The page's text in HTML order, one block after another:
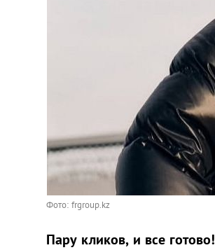
Фото: frgroup.kz
Пару кликов, и все готово!